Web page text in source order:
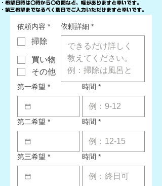
・希望日時は〇時から〇の間など、幅がありますと幸いです。
​・第三希望までなるべく別日でご入力いただけますと幸いです。
依頼内容 *
掃除
買い物
その他
依頼詳細 *
第一希望 * 時間 *
第二希望 * 時間 *
第三希望 * 時間 *